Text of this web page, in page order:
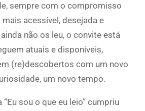
sempre com o compromisso
acessível, desejada e
não os leu, o convite está
atuais e disponíveis,
(re)descobertos com um novo
um novo tempo.
sou o que eu leio” cumpriu